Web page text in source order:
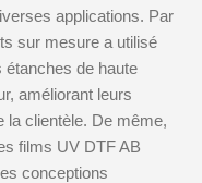
applications. Par
sur mesure a utilisé
de haute
améliorant leurs
la clientèle. De même,
films UV DTF AB
conceptions